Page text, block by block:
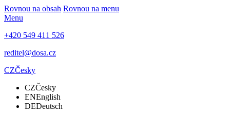
Rovnou na obsah Rovnou na menu
Menu
+420 549 411 526
reditel@dosa.cz
CZČesky
CZČesky
ENEnglish
DEDeutsch